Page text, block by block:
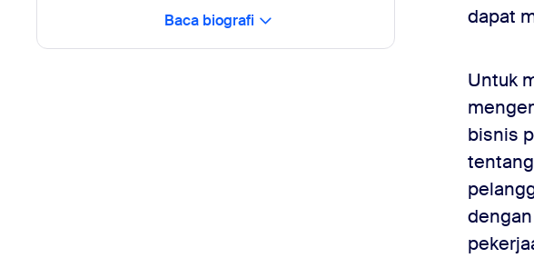
Baca biografi
dapat
Untuk
bisnis